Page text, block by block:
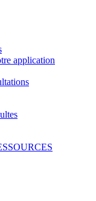
application